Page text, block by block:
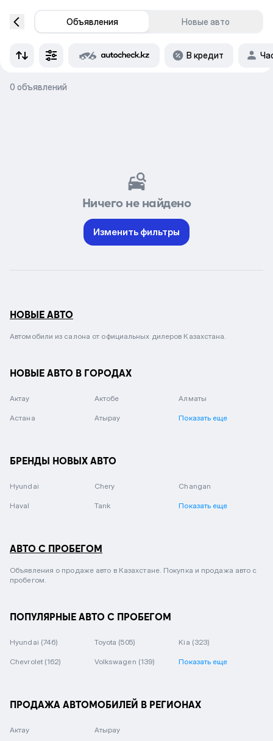
Объявления Новые авто
В кредит
0 объявлений
Ничего не найдено
Изменить фильтры
НОВЫЕ АВТО
Автомобили из салона от официальных дилеров Казахстана.
НОВЫЕ АВТО В ГОРОДАХ
Актау Актобе Алматы
Астана Атырау Показать еще
БРЕНДЫ НОВЫХ АВТО
Hyundai Chery Changan
Haval Tank Показать еще
АВТО С ПРОБЕГОМ
Объявления о продаже авто в Казахстане. Покупка и продажа авто с
пробегом.
ПОПУЛЯРНЫЕ АВТО С ПРОБЕГОМ
Hyundai (746) Toyota (505) Kia (323)
Chevrolet (162) Volkswagen (139) Показать еще
ПРОДАЖА АВТОМОБИЛЕЙ В РЕГИОНАХ
Актау Атырау